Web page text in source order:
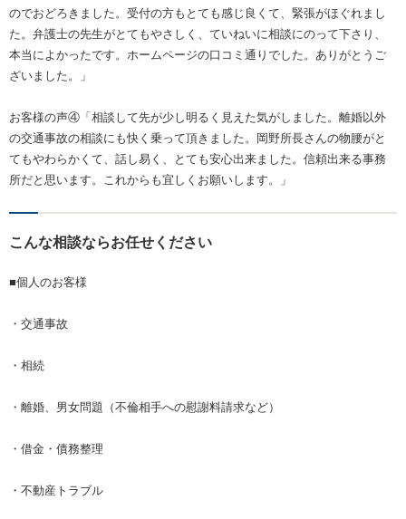
のでおどろきました。受付の方もとても感じ良くて、緊張がほぐれまし
た。弁護士の先生がとてもやさしく、ていねいに相談にのって下さり、
本当によかったです。ホームページの口コミ通りでした。ありがとうご
ざいました。」
お客様の声④「相談して先が少し明るく見えた気がしました。離婚以外
の交通事故の相談にも快く乗って頂きました。岡野所長さんの物腰がと
てもやわらかくて、話し易く、とても安心出来ました。信頼出来る事務
所だと思います。これからも宜しくお願いします。」
こんな相談ならお任せください
■個人のお客様
・交通事故
・相続
・離婚、男女問題（不倫相手への慰謝料請求など）
・借金・債務整理
・不動産トラブル